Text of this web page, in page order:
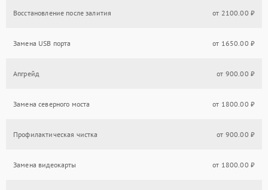
Восстановление после залития от 2100.00 ₽
Замена USB порта от 1650.00 ₽
Апгрейд от 900.00 ₽
Замена северного моста от 1800.00 ₽
Профилактическая чистка от 900.00 ₽
Замена видеокарты от 1800.00 ₽